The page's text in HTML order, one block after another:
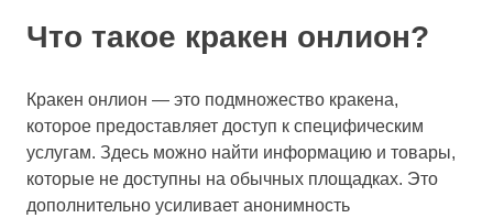
Что такое кракен онлион?
Кракен онлион — это подмножество кракена,
которое предоставляет доступ к специфическим
услугам. Здесь можно найти информацию и товары,
которые не доступны на обычных площадках. Это
дополнительно усиливает анонимность